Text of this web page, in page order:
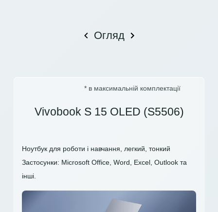
Огляд
* в максимальній комплектації
Vivobook S 15 OLED (S5506)
Ноутбук для роботи і навчання, легкий, тонкий
Застосунки: Microsoft Office, Word, Excel, Outlook та
інші.